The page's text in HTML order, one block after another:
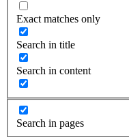
Exact matches only
Search in title
Search in content
Search in pages